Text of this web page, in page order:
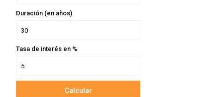
Duración (en años)
Tasa de interés en %
Calcular